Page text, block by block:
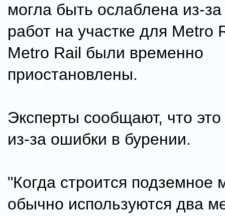
могла быть ослаблена из-
работ на участке для Metro
Metro Rail были временно
приостановлены.
Эксперты сообщают, что
из-за ошибки в бурении.
"Когда строится подземное
обычно используются два